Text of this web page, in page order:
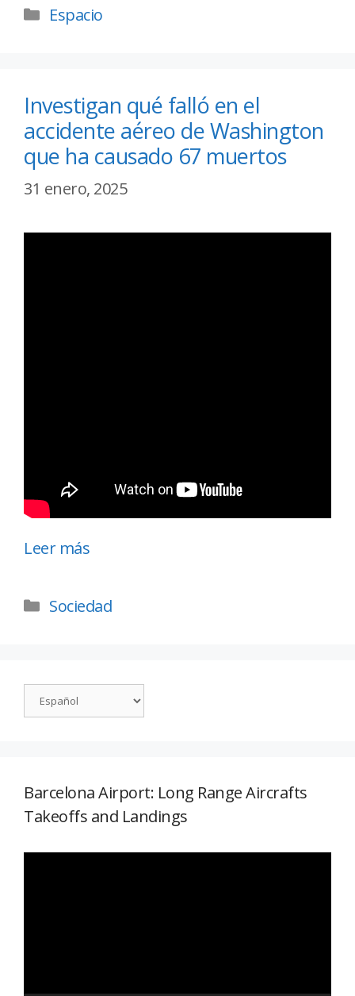
Espacio
Investigan qué falló en el
accidente aéreo de Washington
que ha causado 67 muertos
31 enero, 2025
Leer más
Sociedad
Barcelona Airport: Long Range Aircrafts
Takeoffs and Landings